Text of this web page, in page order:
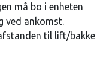
må bo i enheten
ved ankomst.
til lift/bakke